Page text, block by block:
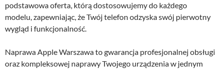
podstawowa oferta, którą dostosowujemy do każdego
modelu, zapewniając, że Twój telefon odzyska swój pierwotny
wygląd i funkcjonalność.
Naprawa Apple Warszawa to gwarancja profesjonalnej obsługi
oraz kompleksowej naprawy Twojego urządzenia w jednym